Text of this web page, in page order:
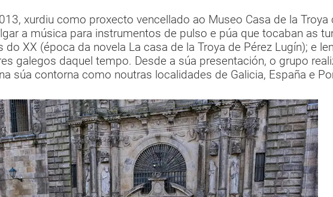
xurdiu como proxecto vencellado ao Museo Casa de la Troya
a música para instrumentos de pulso e púa que tocaban as
XX (época da novela La casa de la Troya de Pérez Lugín); e
galegos daquel tempo. Desde a súa presentación, o grupo
súa contorna como noutras localidades de Galicia, España e